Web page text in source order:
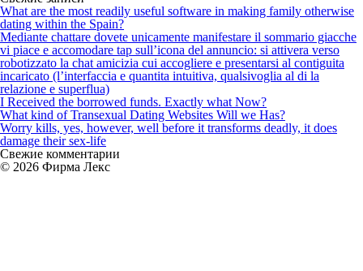
What are the most readily useful software in making family otherwise
dating within the Spain?
Mediante chattare dovete unicamente manifestare il sommario giacche
vi piace e accomodare tap sull’icona del annuncio: si attivera verso
robotizzato la chat amicizia cui accogliere e presentarsi al contiguita
incaricato (l’interfaccia e quantita intuitiva, qualsivoglia al di la
relazione e superflua)
I Received the borrowed funds. Exactly what Now?
What kind of Transexual Dating Websites Will we Has?
Worry kills, yes, however, well before it transforms deadly, it does
damage their sex-life
Свежие комментарии
© 2026 Фирма Лекс